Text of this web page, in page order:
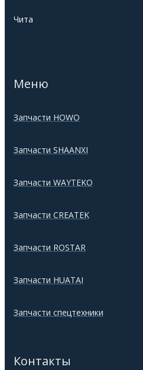
Чита
Меню
Запчасти HOWO
Запчасти SHAANXI
Запчасти WAYTEKO
Запчасти CREATEK
Запчасти ROSTAR
Запчасти HUATAI
Запчасти спецтехники
Контакты